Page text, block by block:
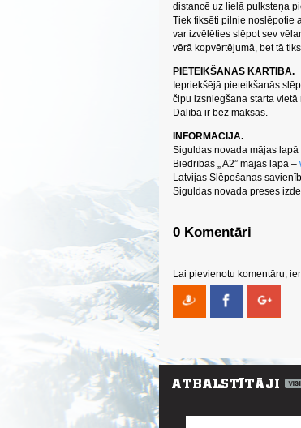
distancē uz lielā pulksteņa
Tiek fiksēti pilnie noslēpotie
var izvēlēties slēpot sev
vērā kopvērtējumā, bet tā
PIETEIKŠANĀS KĀRTĪBA.
Iepriekšējā pieteikšanās
čipu izsniegšana starta vietā
Dalība ir bez maksas.
INFORMĀCIJA.
Siguldas novada mājas lapā
Biedrības „ A2” mājas lapā –
Latvijas Slēpošanas
Siguldas novada preses
0 Komentāri
Lai pievienotu komentāru,